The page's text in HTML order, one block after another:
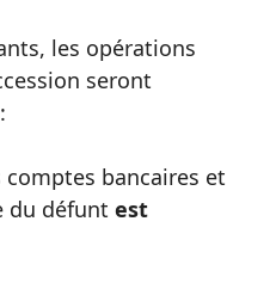
les opérations
seront
comptes bancaires et
du défunt est